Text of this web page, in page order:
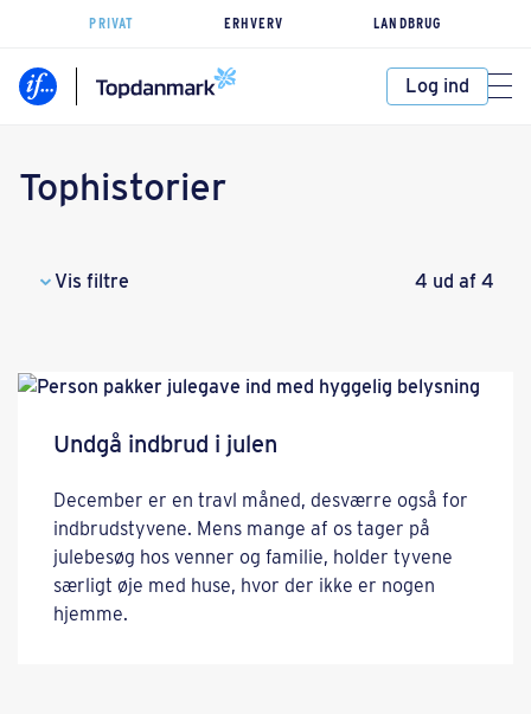
PRIVAT ERHVERV LANDBRUG
Log ind
Tophistorier
Vis filtre 4 ud af 4
Undgå indbrud i julen
December er en travl måned, desværre også for
indbrudstyvene. Mens mange af os tager på
julebesøg hos venner og familie, holder tyvene
særligt øje med huse, hvor der ikke er nogen
hjemme.